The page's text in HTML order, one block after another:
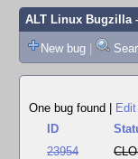
ALT Linux Bugzilla
New bug |
One bug found
ID
23954